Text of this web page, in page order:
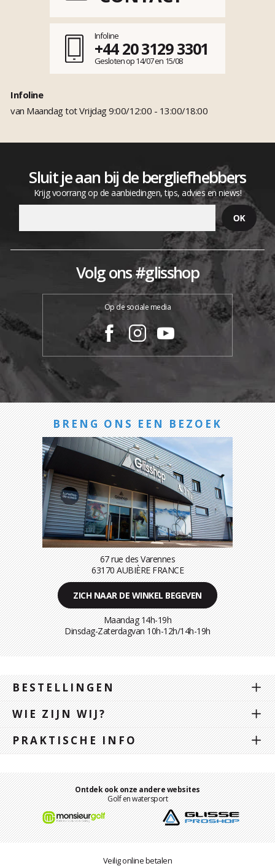
Infoline
+44 20 3129 3301
Gesloten op 14/07 en 15/08
Infoline
van Maandag tot Vrijdag 9:00/12:00 - 13:00/18:00
Sluit je aan bij de bergliefhebbers
Krijg voorrang op de aanbiedingen, tips, advies en niews!
Volg ons #glisshop
Op de sociale media
BRENG ONS EEN BEZOEK
67 rue des Varennes
63170 AUBIÈRE FRANCE
ZICH NAAR DE WINKEL BEGEVEN
Maandag 14h-19h
Dinsdag-Zaterdagvan 10h-12h/14h-19h
BESTELLINGEN
WIE ZIJN WIJ?
PRAKTISCHE INFO
Ontdek ook onze andere websites
Golf en watersport
Veilig online betalen